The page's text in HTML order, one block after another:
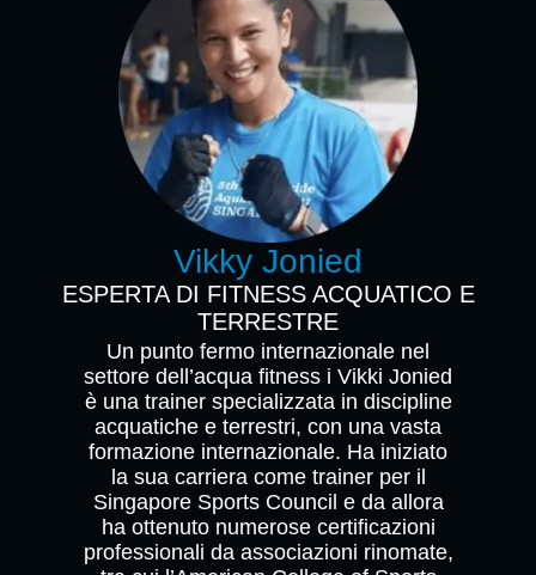
Vikky Jonied
ESPERTA DI FITNESS ACQUATICO E
TERRESTRE
Un punto fermo internazionale nel
settore dell’acqua fitness i Vikki Jonied
è una trainer specializzata in discipline
acquatiche e terrestri, con una vasta
formazione internazionale. Ha iniziato
la sua carriera come trainer per il
Singapore Sports Council e da allora
ha ottenuto numerose certificazioni
professionali da associazioni rinomate,